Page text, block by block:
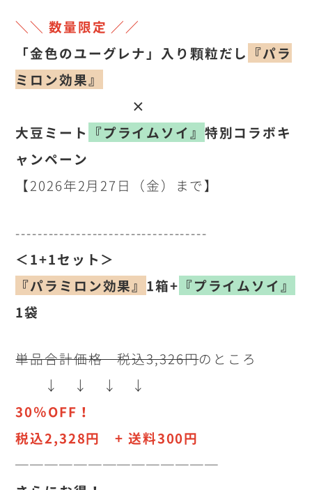
＼＼ 数量限定 ／／
「金色のユーグレナ」入り顆粒だし 『パラ
ミロン効果』
×
大豆ミート 『プライムソイ』 特別コラボキ
ャンペーン
【2026年2月27日（金）まで】
-----------------------------------
＜1+1セット＞
『パラミロン効果』 1箱+ 『プライムソイ』
1袋
単品合計価格 税込3,326円のところ
↓ ↓ ↓ ↓
30％OFF！
税込2,328円 + 送料300円
──────────────